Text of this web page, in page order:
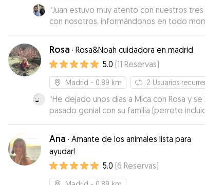
“Juan estuvo muy atento con nuestros
con nosotros, informándonos en todo
Rosa · Rosa&Noah cuidadora en madrid
5.0 (11 Reservas)
Madrid - 0.89 km 2 Usuarios
“He dejado unos días a Mica con Rosa y se
pasado genial con su familia (perrete
perros a los que acogía. Me ha mantenido
todo el tiempo con un montón de fotos y
pasándoselo en grande. Repetiremos sin
Ana · Amante de los animales lista para
ayudar!
5.0 (6 Reservas)